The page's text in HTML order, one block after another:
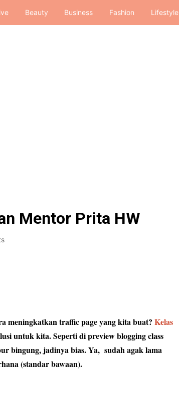
Beauty Business Fashion Lifestyle
Mentor Prita HW
meningkatkan traffic page yang kita buat? Kelas
untuk kita. Seperti di preview blogging class
bingung, jadinya bias. Ya, sudah agak lama
(standar bawaan).